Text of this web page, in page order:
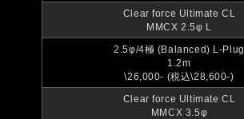
Clear force Ultimate CL
MMCX 2.5φ L
2.5φ/4極 (Balanced) L-Plug
1.2m
\26,000- (税込\28,600-)
Clear force Ultimate CL
MMCX 3.5φ